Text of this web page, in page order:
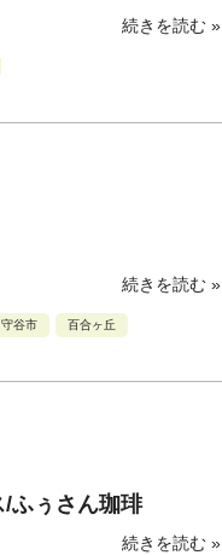
続きを読む »
続きを読む »
守谷市 百合ヶ丘
ふぅさん珈琲
続きを読む »